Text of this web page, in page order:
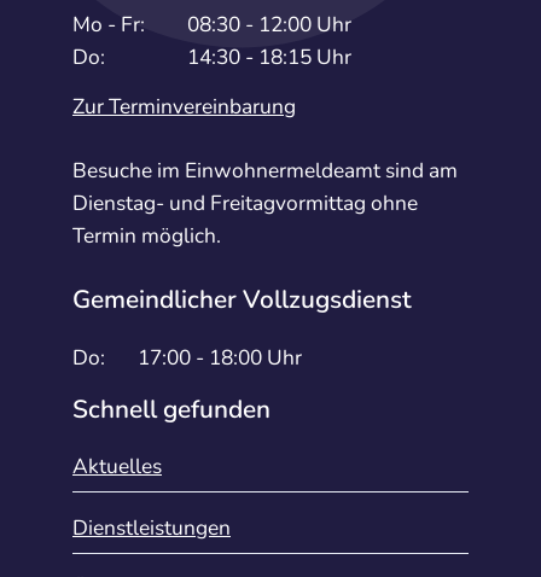
Mo - Fr:
08:30 - 12:00 Uhr
Do:
14:30 - 18:15 Uhr
Zur Terminvereinbarung
Besuche im Einwohnermeldeamt sind am
Dienstag- und Freitagvormittag ohne
Termin möglich.
Gemeindlicher Vollzugsdienst
Do: 17:00 - 18:00 Uhr
Schnell gefunden
Aktuelles
Dienstleistungen